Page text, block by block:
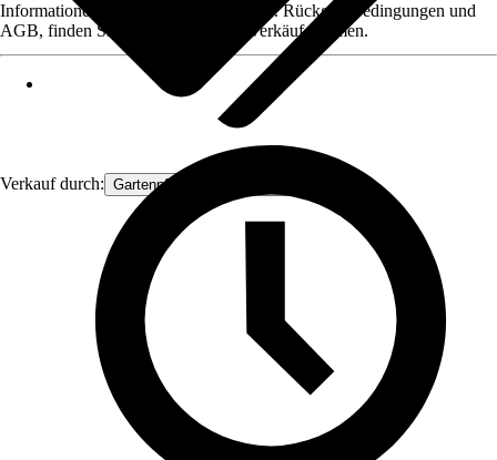
Verkauf durch: Gartenpflanzen Ammerland
Informationen des Verkäufers, wie z. B. Rückgabebedingungen und
AGB, finden Sie bei Klick auf den Verkäufernamen.